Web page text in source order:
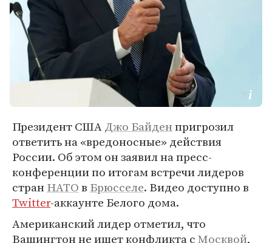
Президент СШАДжо Байденпригрозил
ответить на «вредоносные» действия
России. Об этом он заявил на пресс-
конференции по итогам встречи лидеров
странНАТОв Брюсселе. Видео доступно в
Twitter-аккаунте Белого дома.
Американский лидер отметил, что
Вашингтон не ищет конфликта сМосквой,